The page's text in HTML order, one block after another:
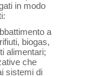
in modo
a
biogas,
alimentari;
che
sistemi di